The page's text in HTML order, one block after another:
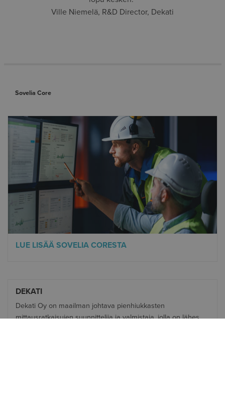
Ville Niemelä, R&D Director, Dekati
Sovelia Core
LUE LISÄÄ SOVELIA CORESTA
DEKATI
Dekati Oy on maailman johtava pienhiukkasten
mittausratkaisujen suunnittelija ja valmistaja, jolla on lähes